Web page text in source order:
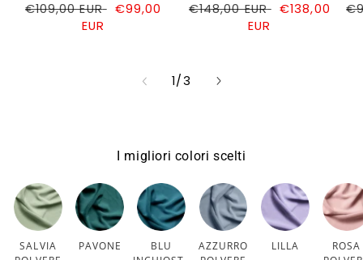
Prezzo
€109,00 EUR
Prezzo
€99,00
EUR
Prezzo
€148,00 EUR
Prezzo
€138,00
EUR
1/
su3
I migliori colori scelti
SALVIA
PAVONE
BLU
AZZURRO
LILLA
ROSA